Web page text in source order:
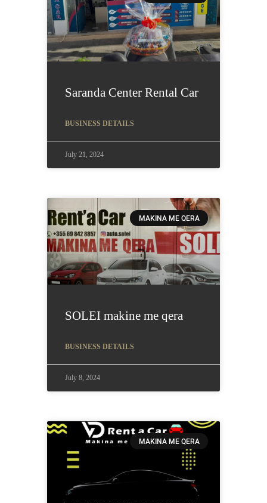
Saranda Center Rental Car
BUSINESS DETAILS
July 21, 2024
MAKINA ME QERA
SOLEI makine me qera
BUSINESS DETAILS
July 8, 2024
MAKINA ME QERA